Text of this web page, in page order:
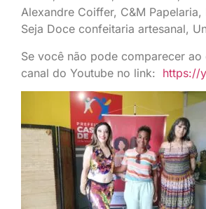
Alexandre Coiffer, C&M
Seja Doce confeitaria artesanal,
Se você não pode comparecer
canal do Youtube no link: https://